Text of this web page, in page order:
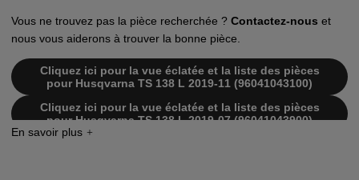
Vous ne trouvez pas la pièce recherchée ? Contactez-nous et
nous vous aiderons à trouver la bonne pièce.
Cliquez ici pour la vue éclatée et la liste des pièces
pour Husqvarna TS 138 L 2019-11 (96041043100)
Cliquez ici pour la vue éclatée et la liste des pièces
pour Husqvarna TS 138 L 2019-07 (96041043900)